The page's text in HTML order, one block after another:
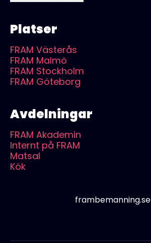
Platser
FRAM Västerås
FRAM Malmö
FRAM Stockholm
FRAM Göteborg
Avdelningar
FRAM Akademin
Internt på FRAM
Matsal
Kök
frambemanning.se